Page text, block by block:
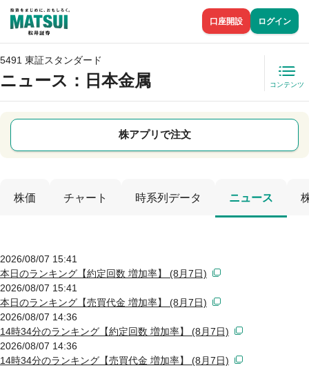
口座開設 ログイン
5491 東証スタンダード
ニュース ：日本金属 コンテンツ
株アプリで注文
株価 チャート 時系列データ ニュース
2026/08/07 15:41
本日のランキング【約定回数 増加率】 (8月7日)
2026/08/07 15:41
本日のランキング【売買代金 増加率】 (8月7日)
2026/08/07 14:36
14時34分のランキング【約定回数 増加率】 (8月7日)
2026/08/07 14:36
14時34分のランキング【売買代金 増加率】 (8月7日)